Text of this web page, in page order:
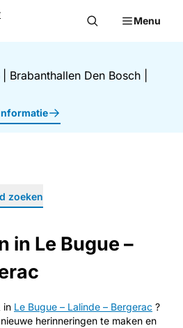
Menu
Brabanthallen Den Bosch
zoeken
in Le Bugue –
in Le Bugue – Lalinde – Bergerac ?
herinneringen te maken en